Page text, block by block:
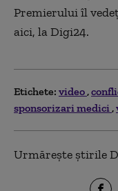
Premierului îl
aici, la Digi24.
Etichete: video
sponsorizari medici
Urmărește știrile